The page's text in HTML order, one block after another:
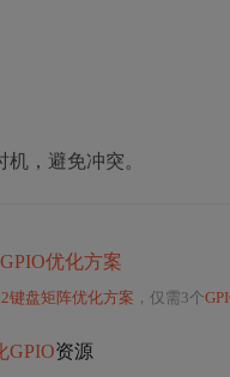
，避免冲突。
GPIO优化方案
键盘矩阵优化方案 ，仅需3个
GPIO资源